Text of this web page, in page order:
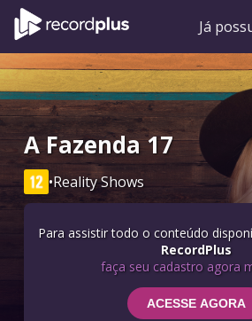
Já
A Fazenda 17
•Reality Shows
Para assistir todo o conteúdo
RecordPlus
faça seu cadastro agora
ACESSE AGORA